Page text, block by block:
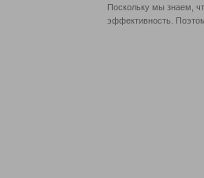
Поскольку мы знаем,
эффективность.